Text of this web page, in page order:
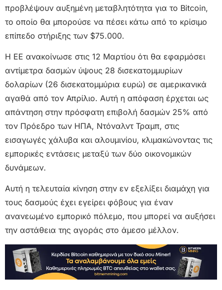
προβλέψουν αυξημένη μεταβλητότητα για το Bitcoin,
το οποίο θα μπορούσε να πέσει κάτω από το κρίσιμο
επίπεδο στήριξης των $75.000.
Η ΕΕ ανακοίνωσε στις 12 Μαρτίου ότι θα εφαρμόσει
αντίμετρα δασμών ύψους 28 δισεκατομμυρίων
δολαρίων (26 δισεκατομμύρια ευρώ) σε αμερικανικά
αγαθά από τον Απρίλιο. Αυτή η απόφαση έρχεται ως
απάντηση στην πρόσφατη επιβολή δασμών 25% από
τον Πρόεδρο των ΗΠΑ, Ντόναλντ Τραμπ, στις
εισαγωγές χάλυβα και αλουμινίου, κλιμακώνοντας τις
εμπορικές εντάσεις μεταξύ των δύο οικονομικών
δυνάμεων.
Αυτή η τελευταία κίνηση στην εν εξελίξει διαμάχη για
τους δασμούς έχει εγείρει φόβους για έναν
ανανεωμένο εμπορικό πόλεμο, που μπορεί να αυξήσει
την αστάθεια της αγοράς στο άμεσο μέλλον.